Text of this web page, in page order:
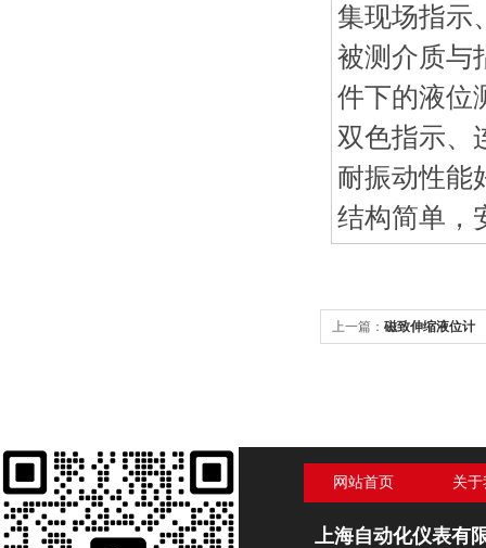
集现场指示
被测介质与
件下的液位
双色指示、
耐振动性能
结构简单，
上一篇： 磁致伸缩液位计
网站首页 关
上海自动化仪表有